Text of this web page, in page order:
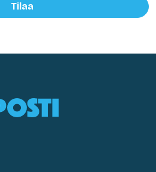
Tilaa